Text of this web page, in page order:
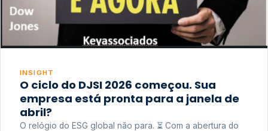
INSIGHT
O ciclo do DJSI 2026 começou. Sua
empresa está pronta para a janela de
abril?
O relógio do ESG global não para. ⏳ Com a abertura do